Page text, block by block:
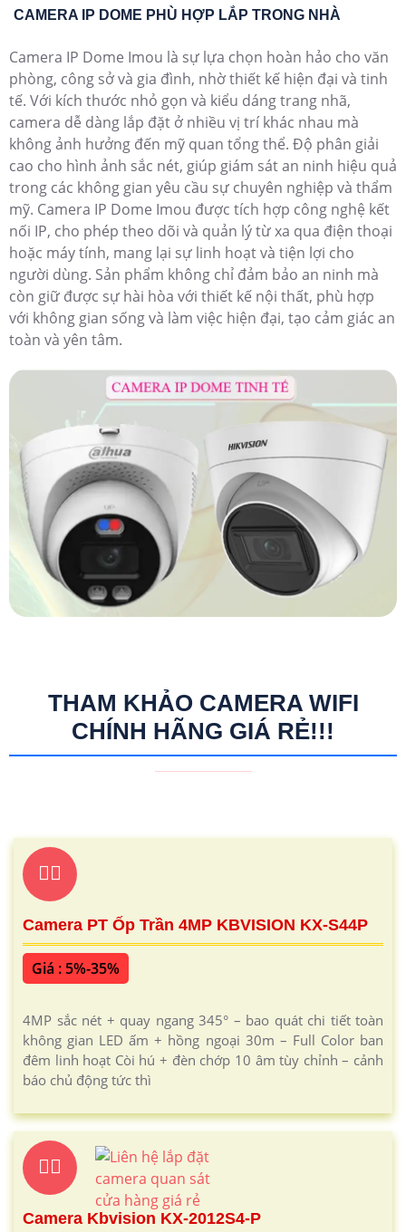
CAMERA IP DOME PHÙ HỢP LẮP TRONG NHÀ
Camera IP Dome Imou là sự lựa chọn hoàn hảo cho văn
phòng, công sở và gia đình, nhờ thiết kế hiện đại và tinh
tế. Với kích thước nhỏ gọn và kiểu dáng trang nhã,
camera dễ dàng lắp đặt ở nhiều vị trí khác nhau mà
không ảnh hưởng đến mỹ quan tổng thể. Độ phân giải
cao cho hình ảnh sắc nét, giúp giám sát an ninh hiệu quả
trong các không gian yêu cầu sự chuyên nghiệp và thẩm
mỹ. Camera IP Dome Imou được tích hợp công nghệ kết
nối IP, cho phép theo dõi và quản lý từ xa qua điện thoại
hoặc máy tính, mang lại sự linh hoạt và tiện lợi cho
người dùng. Sản phẩm không chỉ đảm bảo an ninh mà
còn giữ được sự hài hòa với thiết kế nội thất, phù hợp
với không gian sống và làm việc hiện đại, tạo cảm giác an
toàn và yên tâm.
THAM KHẢO CAMERA WIFI
CHÍNH HÃNG GIÁ RẺ!!!
☫
Camera PT Ốp Trần 4MP KBVISION KX-S44P
Giá : 5%-35%
4MP sắc nét + quay ngang 345° – bao quát chi tiết toàn
không gian LED ấm + hồng ngoại 30m – Full Color ban
đêm linh hoạt Còi hú + đèn chớp 10 âm tùy chỉnh – cảnh
báo chủ động tức thì
☤
Camera Kbvision KX-2012S4-P